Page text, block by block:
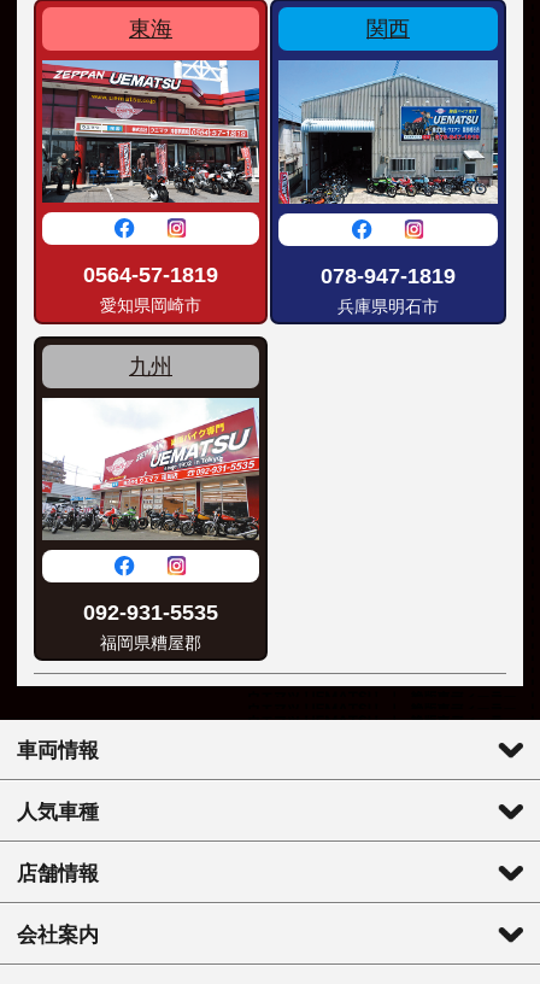
東海
0564-57-1819
愛知県岡崎市
関西
078-947-1819
兵庫県明石市
九州
092-931-5535
福岡県糟屋郡
車両情報
人気車種
店舗情報
会社案内